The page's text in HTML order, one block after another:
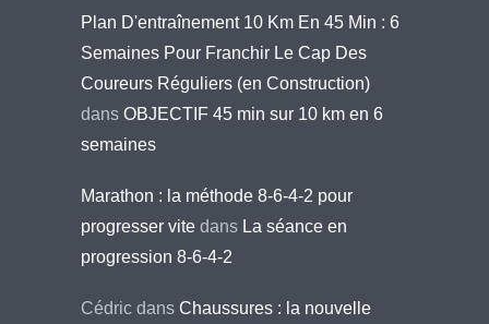
Plan D'entraînement 10 Km En 45 Min : 6
Semaines Pour Franchir Le Cap Des
Coureurs Réguliers (en Construction)
dans OBJECTIF 45 min sur 10 km en 6
semaines
Marathon : la méthode 8-6-4-2 pour
progresser vite dans La séance en
progression 8-6-4-2
Cédric dans Chaussures : la nouvelle